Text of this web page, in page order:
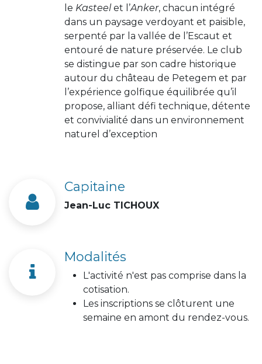
le Kasteelet l’Anker, chacun intégré
dans un paysage verdoyant et paisible,
serpenté par la vallée de l’Escaut et
entouré de nature préservée. Le club
se distingue par son cadre historique
autour du château de Petegem et par
l’expérience golfique équilibrée qu’il
propose, alliant défi technique, détente
et convivialité dans un environnement
naturel d’exception
Capitaine
Jean-Luc TICHOUX
Modalités
L'activité n'est pas comprise dans la
cotisation.
Les inscriptions se clôturent une
semaine en amont du rendez-vous.